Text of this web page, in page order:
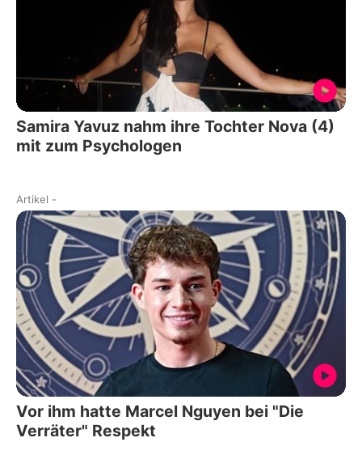
Samira Yavuz nahm ihre Tochter Nova (4)
mit zum Psychologen
Artikel -
Vor ihm hatte Marcel Nguyen bei "Die
Verräter" Respekt